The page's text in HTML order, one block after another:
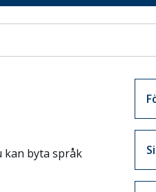
kan byta språk